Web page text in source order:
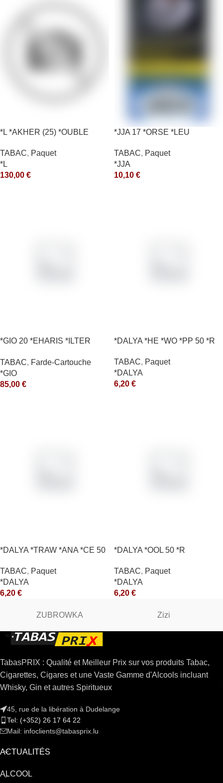
*L *AKHER (25) *OUBLE
TABAC, Paquet
*L
130,00 €
*JJA 17 *ORSE *LEU
TABAC, Paquet
*JJA
10,10 €
*GIO 20 *EHARIS *ILTER
TABAC, Farde-Cartouche
*GIO
85,00 €
*DALYA *HE *WO *PP 50 *R
TABAC, Paquet
*DALYA
6,20 €
*DALYA *TRAW *ANA *CE 50
TABAC, Paquet
*DALYA
6,20 €
*DALYA *OOL 50 *R
TABAC, Paquet
*DALYA
6,20 €
ZUBROWKA Zizi
TabasPRIX : Qualité et Meilleur Prix sur vos produits Tabac,
Cigarettes, Cigares et une Vaste Gamme d'Alcools incluant
Whisky, Gin et autres Spiritueux
45, rue de la libération à Dudelange
Tel: (+352) 26 17 64 22
Mail: infoclients@tabasprix.lu
ACTUALITÉS
ALCOOL